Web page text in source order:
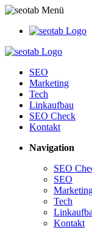
SEO
Marketing
Tech
Linkaufbau
SEO Check
Kontakt
Navigation
SEO
SEO
Tech
Kontakt